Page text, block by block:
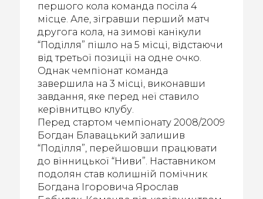
першого кола команда посіла 4
місце. Але, зігравши перший матч
другога кола, на зимові канікули
“Поділля” пішло на 5 місці, відстаючи
від третьої позиції на одне очко.
Однак чемпіонат команда
завершила на 3 місці, виконавши
завдання, яке перед неї ставило
керівнитцво клубу.
Перед стартом чемпіонату 2008/2009
Богдан Блавацький залишив
“Поділля”, перейшовши працювати
до вінницької “Ниви”. Наставником
подолян став колишній помічник
Богдана Ігоровича Ярослав